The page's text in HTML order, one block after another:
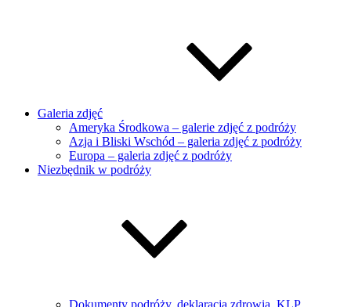
Galeria zdjęć
Ameryka Środkowa – galerie zdjęć z podróży
Azja i Bliski Wschód – galeria zdjęć z podróży
Europa – galeria zdjęć z podróży
Niezbędnik w podróży
Dokumenty podróży, deklaracja zdrowia, KLP